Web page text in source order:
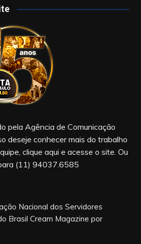
pela Agência de Comunicação
deseje conhecer mais do trabalho
clique aqui e acesse o site. Ou
(11) 94037.6585
Nacional dos Servidores
Brasil Cream Magazine por